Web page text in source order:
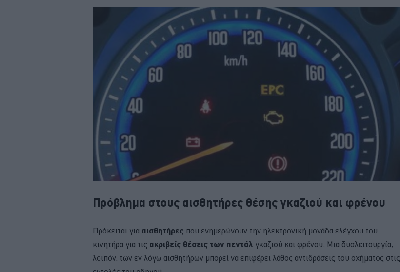
Πρόβλημα στους αισθητήρες θέσης γκαζιού και φρένου
Πρόκειται για αισθητήρες που ενημερώνουν την ηλεκτρονική μονάδα ελέγχου του
κινητήρα για τις ακριβείς θέσεις των πεντάλ γκαζιού και φρένου. Μια δυσλειτουργία,
λοιπόν, των εν λόγω αισθητήρων μπορεί να επιφέρει λάθος αντιδράσεις του οχήματος στις